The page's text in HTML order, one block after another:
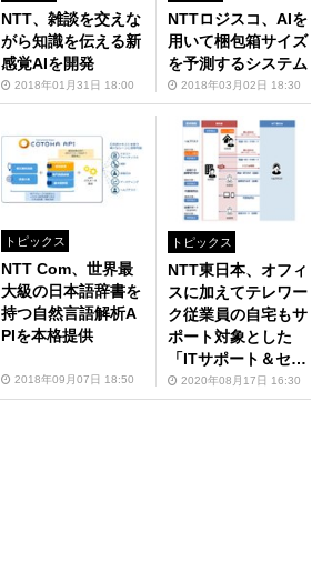
NTT、雑談を交えな
がら知識を伝える新
感覚AIを開発
2018年01月31日 18:00
NTTロジスコ、AIを
用いて梱包箱サイズ
を予測するシステム
2018年03月02日 18:30
トピックス
NTT Com、世界最
大級の日本語辞書を
持つ自然言語解析A
PIを本格提供
2018年09月07日 18:50
トピックス
NTT東日本、オフィ
スに加えてテレワー
ク従業員の自宅もサ
ポート対象とした
「ITサポート＆セキ
ュリティ」新プラン
2020年08月17日 16:30